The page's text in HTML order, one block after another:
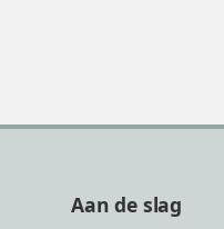
Aan de slag